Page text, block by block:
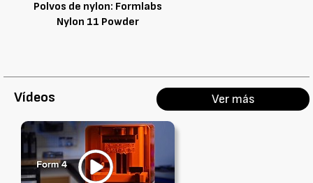
Polvos de nylon: Formlabs
Nylon 11 Powder
Vídeos Ver más